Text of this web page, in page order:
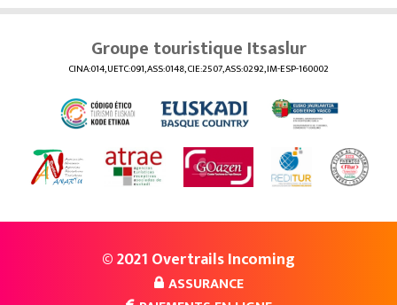
Groupe touristique Itsaslur
CINA:014, UETC:091, ASS:0148, CIE:2507, ASS:0292, IM-ESP-160002
© 2021 Overtrails Incoming
ASSURANCE